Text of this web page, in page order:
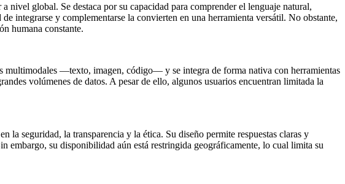
nivel global. Se destaca por su capacidad para comprender el lenguaje natural,
integrarse y complementarse la convierten en una herramienta versátil. No obstante,
humana constante.
multimodales —texto, imagen, código— y se integra de forma nativa con herramientas
volúmenes de datos. A pesar de ello, algunos usuarios encuentran limitada la
seguridad, la transparencia y la ética. Su diseño permite respuestas claras y
embargo, su disponibilidad aún está restringida geográficamente, lo cual limita su